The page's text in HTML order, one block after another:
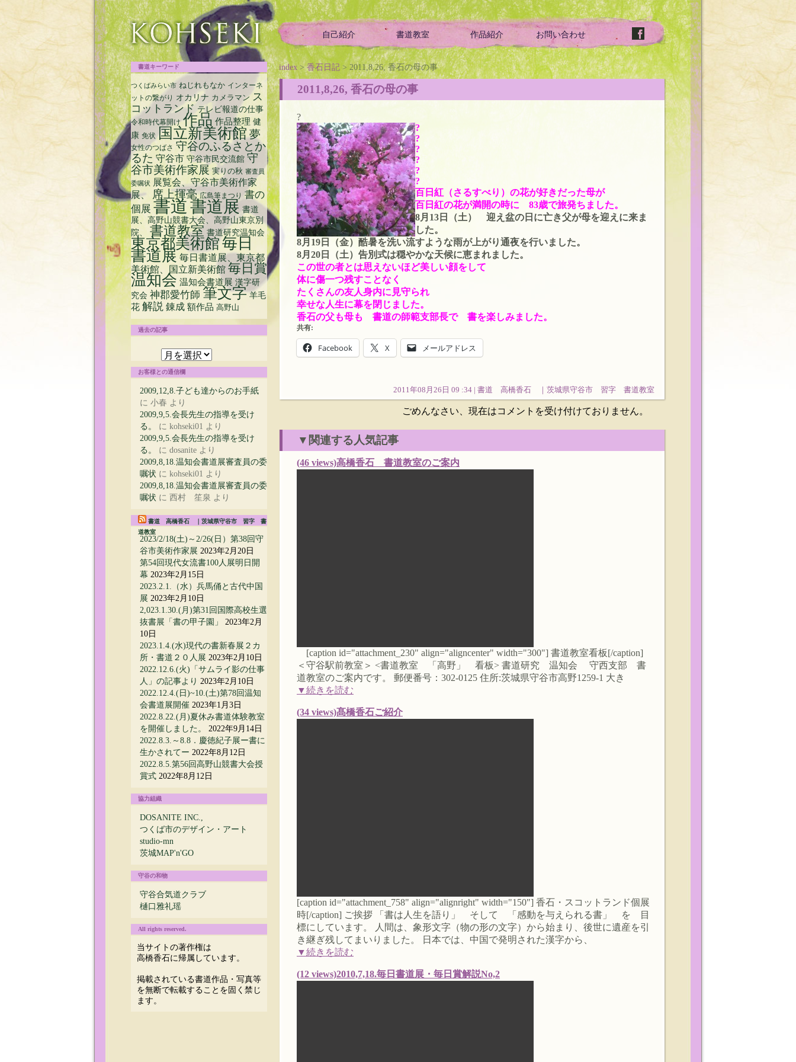
自己紹介 書道教室 作品紹介 お問い合わせ
срочный займ на карту с плохой кредитной историей
index>香石日記 > 2011,8,26, 香石の母の事
2011,8,26, 香石の母の事
?
?
?
?
?
?
?
百日紅（さるすべり）の花が好きだった母が
百日紅の花が満開の時に 83歳で旅発ちました。
8月13日（土） 迎え盆の日に亡き父が母を迎えに来ま
した。
8月19日（金）酷暑を洗い流すような雨が上がり通夜を行いました。
8月20日（土）告別式は穏やかな天候に恵まれました。
この世の者とは思えないほど美しい顔をして
体に傷一つ残すことなく
たくさんの友人身内に見守られ
幸せな人生に幕を閉じました。
香石の父も母も 書道の師範支部長で 書を楽しみました。
共有:
Facebook X メールアドレス
2011年08月26日 09 :34 | 書道 高橋香石 ｜茨城県守谷市 習字 書道教室
ごめんなさい、現在はコメントを受け付けておりません。
▼関連する人気記事
(46 views)高橋香石 書道教室のご案内
[caption id="attachment_230" align="aligncenter" width="300"] 書道教室看板[/caption]
＜守谷駅前教室＞ <書道教室 「高野」 看板> 書道研究 温知会 守西支部 書
道教室のご案内です。 郵便番号：302-0125 住所:茨城県守谷市高野1259-1 大き
▼続きを読む
(34 views)髙橋香石ご紹介
[caption id="attachment_758" align="alignright" width="150"] 香石・スコットランド個展
時[/caption] ご挨拶 「書は人生を語り」 そして 「感動を与えられる書」 を 目
標にしています。 人間は、象形文字（物の形の文字）から始まり、後世に遺産を引
き継ぎ残してまいりました。 日本では、中国で発明された漢字から、
▼続きを読む
(12 views)2010,7,18.毎日書道展・毎日賞解説No,2
書道キーワード
つくばみらい市 ねじれもなか インターネ
ットの繋がり オカリナ カメラマン ス
コットランド テレビ報道の仕事
令和時代幕開け 作品 作品整理 健
康 免状 国立新美術館 夢
女性のつばさ 守谷のふるさとか
るた 守谷市 守谷市民交流館 守
谷市美術作家展 実りの秋 審査員
委嘱状
展覧会、守谷市美術作家
展、
席上揮毫 広島筆まつり 書の
個展 書道書道展 書道
展、高野山競書大会、高野山東京別
院、
書道教室 書道研究温知会
東京都美術館毎日
書道展 毎日書道展、東京都
美術館、国立新美術館 毎日賞
温知会 温知会書道展 漢字研
究会 神郡愛竹師 筆文字 羊毛
花 解説 錬成 額作品 高野山
過去の記事
の
記
お客様との通信欄
2009,12,8.子ども達からのお手紙
に 小春 より
2009,9,5.会長先生の指導を受け
る。
に kohseki01 より
2009,9,5.会長先生の指導を受け
る。
に dosanite より
2009,8,18.温知会書道展審査員の委
嘱状 に kohseki01 より
2009,8,18.温知会書道展審査員の委
嘱状 に 西村 笙泉 より
書道 高橋香石 ｜茨城県守谷市 習字 書
道教室
2023/2/18(土)～2/26(日）第38回守
谷市美術作家展 2023年2月20日
第54回現代女流書100人展明日開
幕 2023年2月15日
2023.2.1.（水）兵馬俑と古代中国
展 2023年2月10日
2,023.1.30.(月)第31回国際高校生選
抜書展「書の甲子園」
2023年2月
10日
2023.1.4.(水)現代の書新春展２カ
所・書道２０人展 2023年2月10日
2022.12.6.(火)「サムライ影の仕事
人」の記事より 2023年2月10日
2022.12.4.(日)~10.(土)第78回温知
会書道展開催 2023年1月3日
2022.8.22.(月)夏休み書道体験教室
を開催しました。
2022年9月14日
2022.8.3.～8.8．慶徳紀子展ー書に
生かされてー 2022年8月12日
2022.8.5.第56回高野山競書大会授
賞式 2022年8月12日
協力組織
DOSANITE INC.,
つくば市のデザイン・アート
studio-mn
茨城MAP'n'GO
守谷の和物
守谷合気道クラブ
樋口雅礼瑶
All rights reserved.
当サイトの著作権は
高橋香石に帰属しています。
掲載されている書道作品・写真等
を無断で転載することを固く禁じ
ます。